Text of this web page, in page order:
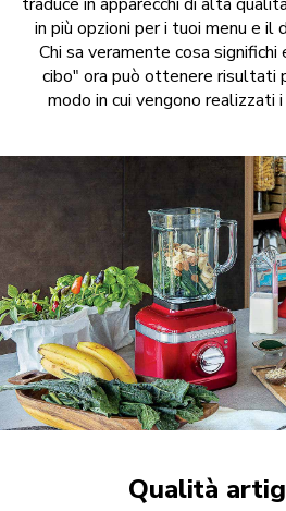
in più opzioni per i tuoi menu e il
Chi sa veramente cosa
cibo" ora può ottenere risultati
modo in cui vengono realizzati
Qualità